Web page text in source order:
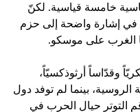
خامسة قياسية. لكنّ
في إشارة واضحة إلى حزم
الغرب على موسكو.
وقدّاساً أرثوذكسيّاً،
الروسية، بينما لم توفد دول
التوتر حيال الحرب في